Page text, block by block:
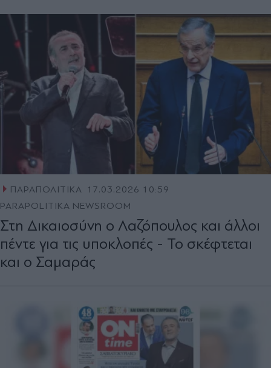
ΠΑΡΑΠΟΛΙΤΙΚΑ 17.03.2026 10:59
PARAPOLITIKA NEWSROOM
Στη Δικαιοσύνη ο Λαζόπουλος και άλλοι
πέντε για τις υποκλοπές - Το σκέφτεται
και ο Σαμαράς